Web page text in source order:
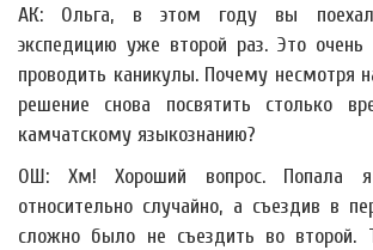
АК: Ольга, в этом году вы
экспедицию уже второй раз. Это очень
проводить каникулы. Почему несмотря
решение снова посвятить столько
камчатскому языкознанию?
ОШ: Хм! Хороший вопрос. Попала
относительно случайно, а съездив в
сложно было не съездить во второй.